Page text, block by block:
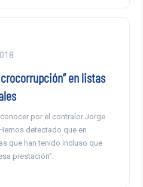
en listas
por el contralor Jorge
detectado que en
que han tenido incluso que
prestación”.